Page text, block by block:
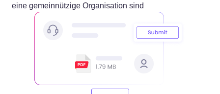
eine gemeinnützige Organisation sind